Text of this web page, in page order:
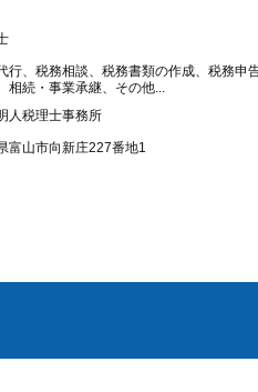
行、税務相談、税務書類の作成、税務申
相続・事業承継、その他...
人税理士事務所
富山市向新庄227番地1